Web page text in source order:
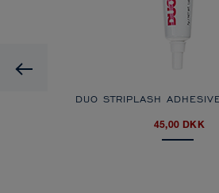
DUO STRIPLASH
45,00 DKK